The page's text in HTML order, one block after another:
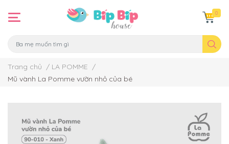
0
Trang chủ / LA POMME /
Mũ vành La Pomme vườn nhỏ của bé